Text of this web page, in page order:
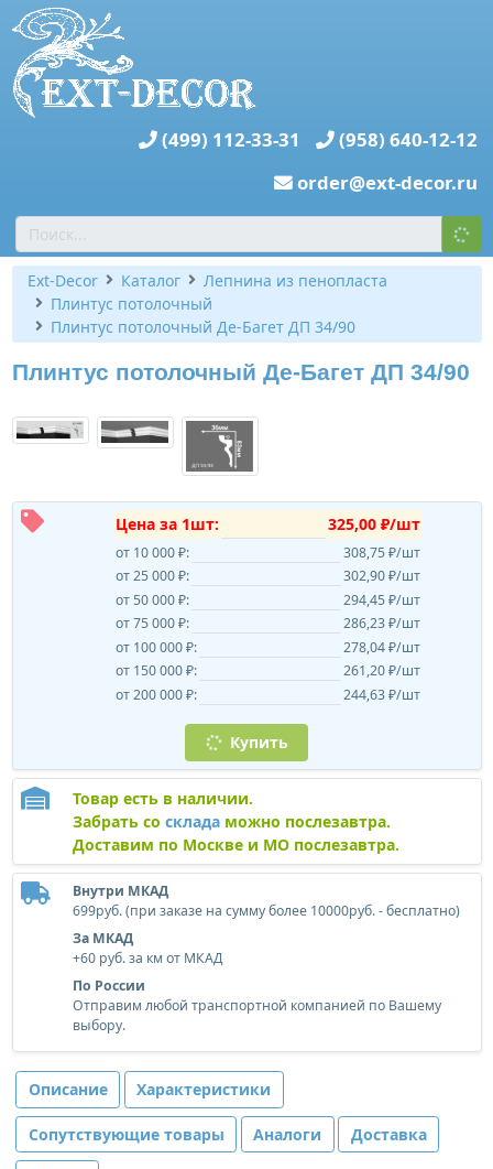
(499) 112-33-31
(958) 640-12-12
order@ext-decor.ru
Ext-Decor Каталог
Лепнина из пенопласта
Плинтус потолочный
Плинтус потолочный Де-Багет ДП 34/90
Плинтус потолочный Де-Багет ДП 34/90
Цена за 1шт: 325,00 ₽/шт
от 10 000 ₽:
308,75 ₽/шт
от 25 000 ₽:
302,90 ₽/шт
от 50 000 ₽:
294,45 ₽/шт
от 75 000 ₽:
286,23 ₽/шт
от 100 000 ₽:
278,04 ₽/шт
от 150 000 ₽:
261,20 ₽/шт
от 200 000 ₽:
244,63 ₽/шт
Купить
Товар есть в наличии.
Забрать со складаможно послезавтра.
Доставим по Москве и МО послезавтра.
Внутри МКАД
699руб. (при заказе на сумму более 10000руб. - бесплатно)
За МКАД
+60 руб. за км от МКАД
По России
Отправим любой транспортной компанией по Вашему
выбору.
Описание Характеристики
Сопутствующие товары Аналоги Доставка